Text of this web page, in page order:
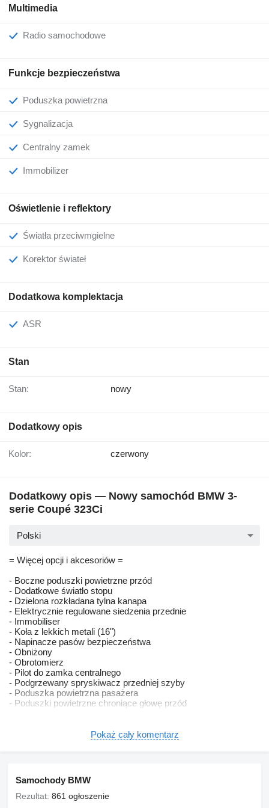
Multimedia
Radio samochodowe
Funkcje bezpieczeństwa
Poduszka powietrzna
Sygnalizacja
Centralny zamek
Immobilizer
Oświetlenie i reflektory
Światła przeciwmgielne
Korektor świateł
Dodatkowa komplektacja
ASR
Stan
Stan: nowy
Dodatkowy opis
Kolor: czerwony
Dodatkowy opis — Nowy samochód BMW 3-
serie Coupé 323Ci
Polski
= Więcej opcji i akcesoriów =
- Boczne poduszki powietrzne przód
- Dodatkowe światło stopu
- Dzielona rozkładana tylna kanapa
- Elektrycznie regulowane siedzenia przednie
- Immobiliser
- Koła z lekkich metali (16")
- Napinacze pasów bezpieczeństwa
- Obniżony
- Obrotomierz
- Pilot do zamka centralnego
- Podgrzewany spryskiwacz przedniej szyby
- Poduszka powietrzna pasażera
- Poduszki powietrzne chroniące głowę przód
- Radio / odtwarzacz kasetowy
- Termometr zewnętrzny
- Zagłówki z przodu i z tyłu
- Światła przeciwmgielne przód
Pokaż cały komentarz
Samochody BMW
Rezultat: 861 ogłoszenie